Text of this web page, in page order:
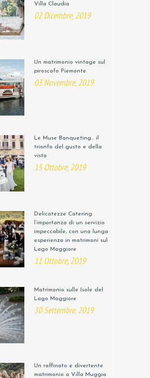
Villa Claudia
02 Dicembre, 2019
Un matrimonio vintage sul
piroscafo Piemonte
03 Novembre, 2019
Le Muse Banqueting… il
trionfo del gusto e della
vista
15 Ottobre, 2019
Delicatezze Catering:
l’importanza di un servizio
impeccabile, con una lunga
esperienza in matrimoni sul
Lago Maggiore
11 Ottobre, 2019
Matrimonio sulle Isole del
Lago Maggiore
30 Settembre, 2019
Un raffinato e divertente
matrimonio a Villa Muggia